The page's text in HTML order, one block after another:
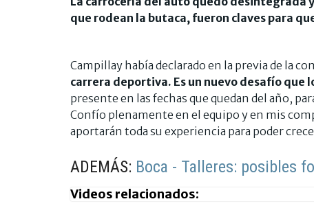
que rodean la butaca, fueron claves para
Campillay había declarado en la previa de la
carrera deportiva. Es un nuevo desafío que
presente en las fechas que quedan del año,
Confío plenamente en el equipo y en mis
aportarán toda su experiencia para poder
ADEMÁS: Boca - Talleres: posibles
Videos relacionados: